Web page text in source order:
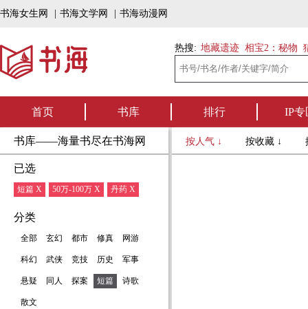
书海女生网 书海文学网 书海动漫网
热搜: 地藏遗迹 相宝2：秘物
首页 书库 排行 IP专
书库——海量书尽在书海网
已选
短篇 X 50万-100万 X 丹药 X
分类
全部 玄幻 都市 修真 网游
科幻 武侠 竞技 历史 军事
悬疑 同人 探案 短篇 诗歌
散文
按人气 ↓ 按收藏 ↓